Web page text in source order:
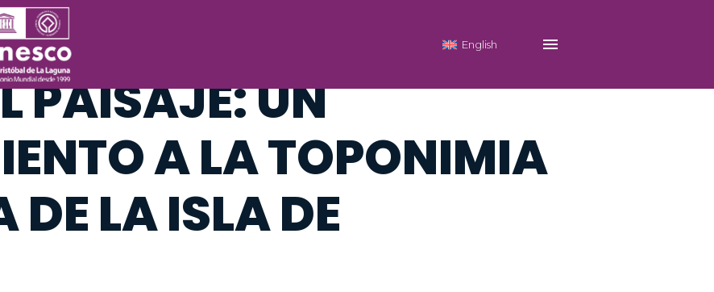
English
“NOMBRES QUE
PAISAJE: UN
A LA TOPONIMIA
LA ISLA DE